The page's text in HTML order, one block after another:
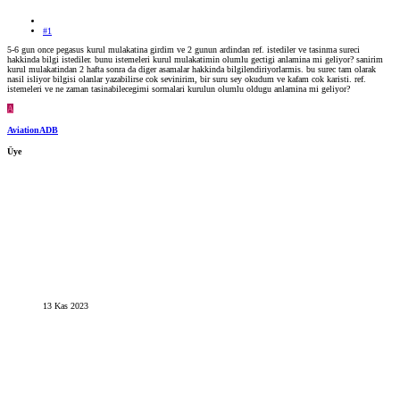
#1
5-6 gun once pegasus kurul mulakatina girdim ve 2 gunun ardindan ref. istediler ve tasinma sureci
hakkinda bilgi istediler. bunu istemeleri kurul mulakatimin olumlu gectigi anlamina mi geliyor? sanirim
kurul mulakatindan 2 hafta sonra da diger asamalar hakkinda bilgilendiriyorlarmis. bu surec tam olarak
nasil isliyor bilgisi olanlar yazabilirse cok sevinirim, bir suru sey okudum ve kafam cok karisti. ref.
istemeleri ve ne zaman tasinabilecegimi sormalari kurulun olumlu oldugu anlamina mi geliyor?
A
AviationADB
Üye
13 Kas 2023